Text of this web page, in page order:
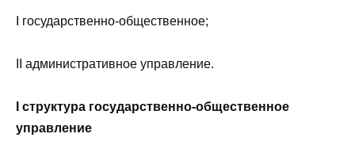
I государственно-общественное;
II административное управление.
I структура государственно-общественное
управление